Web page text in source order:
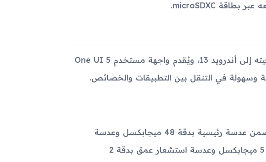
يستخدم الهاتف نظام التشغيل أندرويد 11، ويمكن ترقيته إلى أندرويد 13، ويُقدم واجهة مستخدم One UI 5
وسهولة في التنقل بين التطبيقات والخصائص.
يتميز Galaxy M32 5G بنظام كاميرا خلفية رباعية، تتضمن عدسة رئيسية بدقة 48 ميجابكسل وعدسة
بزاوية عريضة بدقة 8 ميجابكسل وعدسة ماكرو بدقة 5 ميجابكسل وعدسة استشعار عمق بدقة 2